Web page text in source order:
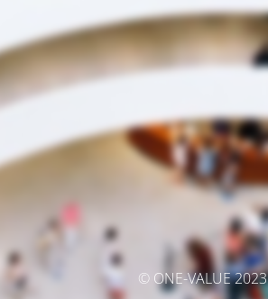
© ONE-VALUE 2023